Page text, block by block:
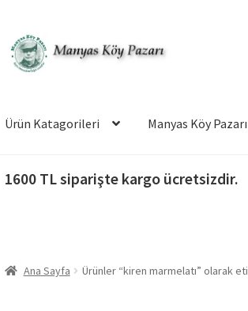
Dolaşıma
geç
İçeriğe
geç
Ürün Katagorileri Manyas Köy Pazarı
1600 TL siparişte kargo ücretsizdir.
Ana Sayfa Ürünler “kiren marmelatı” olarak